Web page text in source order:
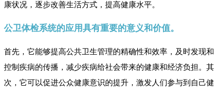
康状况，逐步改善生活方式，提高健康水平。
公卫体检系统的应用具有重要的意义和价值。
首先，它能够提高公共卫生管理的精确性和效率，及时发现和
控制疾病的传播，减少疾病给社会带来的健康和经济负担。其
次，它可以促进公众健康意识的提升，激发人们参与到自己健